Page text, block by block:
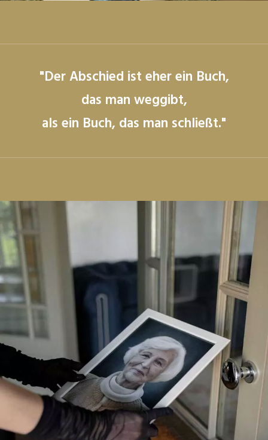
"Der Abschied ist eher ein Buch,
das man weggibt,
als ein Buch, das man schließt."